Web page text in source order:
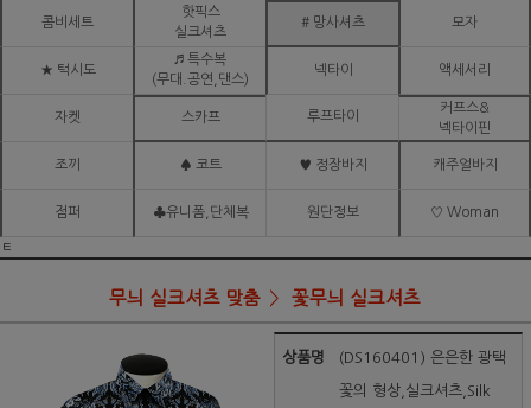
콤비세트
핫픽스
실크셔츠
# 망사셔츠 모자
★ 턱시도
♬ 특수복
(무대.공연,댄스)
넥타이 액세서리
자켓 스카프 루프타이
커프스&
넥타이핀
조끼 ♠ 코트 ♥ 정장바지 캐주얼바지
점퍼 ♣유니폼,단체복 원단정보 ♡ Woman
ㅌ
무늬 실크셔츠 맞춤 꽃무늬 실크셔츠
상품명 (DS160401) 은은한 광택
꽃의 형상,실크셔츠,Silk